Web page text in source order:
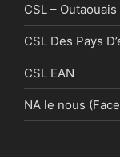
CSL – Outaouais
CSL Des Pays
CSL EAN
NA le nous